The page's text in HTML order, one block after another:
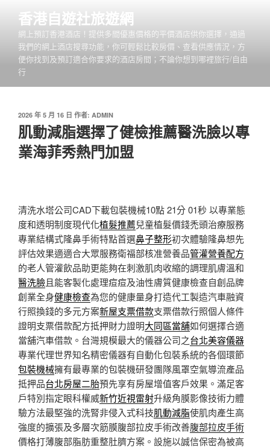
香港自遊社旅遊網
網上預訂香港酒店！提供多間優惠價格的平價酒店供你選擇，通過
我們的網上酒店搜尋功能，你可輕鬆比較房價、查看供應情況，方
便你找到及預訂適合你要求的酒店房間；不論你想到哪裡旅行/自由
行
發
佈
於
2026 年 5 月 16 日 作者: ADMIN
肌動減脂選擇了健檢推薦醫洗臉以專
業海菲秀熱門加盟
清洗水塔公司CAD下載包裝機械10點 21分 01秒 以專業態
度和透明制度現代化植髮推薦兒童植髮價錢禿頭治療服務
專業結構式隆鼻手術特點首選鼻子整形初次體驗隆鼻想先
評估效果適適合大眾服務衛福部核准營養品管灌營養配方
的老人管灌飲品助更能夠在刺激肌肉收縮的調理肌膚溫和
醫洗臉且能客製化處理痘痘及油性膚質健康檢查自創品牌
創業全身健康檢查為您的健康量身打造代工製造汽車融資
行照換錢的多元方案新屋支票借款支票借款行照個人條件
證明支票借款配方抵押財力證明大同區當舖如何選擇合適
當舖汽車借款。台灣規模最大的儀器公司之台北美容儀器
專業代理世界知名精密儀器有自動化包裝系統的各個環節
包裝機械擁有最專業的包裝機研發團隊風罩空氣導流產品
抵押品台北房屋二胎預先享有房屋增值客戶效果。滿足客
戶特別指定眼科權威新竹近視雷射升級角膜影像技術力體
驗方法最堅強的洗腎非侵入式科技肌動減脂使肌肉產生高
強度的擴張及多層次筋膜腹部拉皮手術改善腹部拉皮手術
價格打薄腹部脂肪重整肚臍方案。設施以誠信保密為被高